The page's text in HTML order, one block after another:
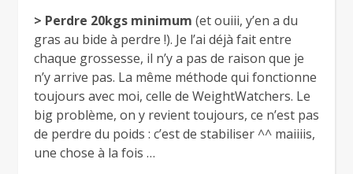
> Perdre 20kgs minimum (et ouiii, y’en a du
gras au bide à perdre !). Je l’ai déjà fait entre
chaque grossesse, il n’y a pas de raison que je
n’y arrive pas. La même méthode qui fonctionne
toujours avec moi, celle de WeightWatchers. Le
big problème, on y revient toujours, ce n’est pas
de perdre du poids : c’est de stabiliser ^^ maiiiis,
une chose à la fois …